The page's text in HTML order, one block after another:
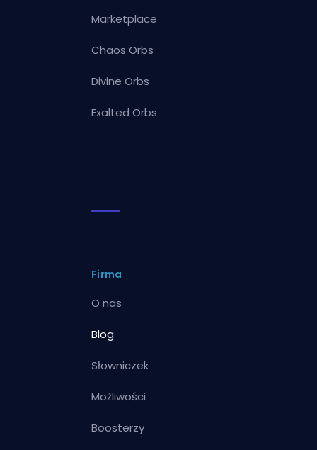
Marketplace
Chaos Orbs
Divine Orbs
Exalted Orbs
Firma
O nas
Blog
Słowniczek
Możliwości
Boosterzy